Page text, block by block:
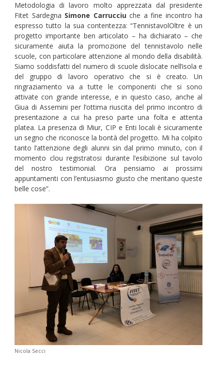
Metodologia di lavoro molto apprezzata dal presidente
Fitet Sardegna Simone Carrucciuche a fine incontro ha
espresso tutto la sua contentezza: “TennistavolOltre è un
progetto importante ben articolato – ha dichiarato – che
sicuramente aiuta la promozione del tennistavolo nelle
scuole, con particolare attenzione al mondo della disabilità.
Siamo soddisfatti del numero di scuole dislocate nell’isola e
del gruppo di lavoro operativo che si è creato. Un
ringraziamento va a tutte le componenti che si sono
attivate con grande interesse, e in questo caso, anche al
Giua di Assemini per l’ottima riuscita del primo incontro di
presentazione a cui ha preso parte una folta e attenta
platea. La presenza di Miur, CIP e Enti locali è sicuramente
un segno che riconosce la bontà del progetto. Mi ha colpito
tanto l’attenzione degli alunni sin dal primo minuto, con il
momento clou registratosi durante l’esibizione sul tavolo
del nostro testimonial. Ora pensiamo ai prossimi
appuntamenti con l’entusiasmo giusto che meritano queste
belle cose”.
Nicola Secci